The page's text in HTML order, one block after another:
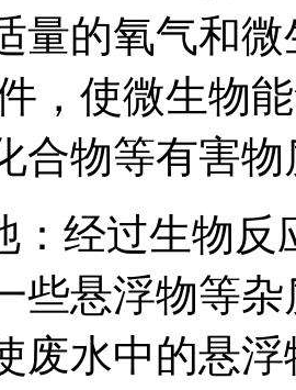
量的氧气和
，使微生物
合物等有害物
：经过生物
些悬浮物等
废水中的悬